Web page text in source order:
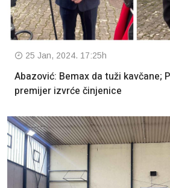
25 Jan, 2024. 17:25h
Abazović: Bemax da tuži kavčane;
premijer izvrće činjenice